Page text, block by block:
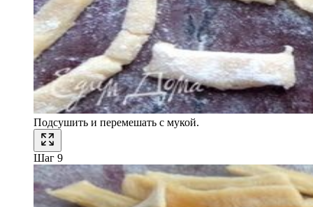
Подсушить и перемешать с мукой.
Шаг 9